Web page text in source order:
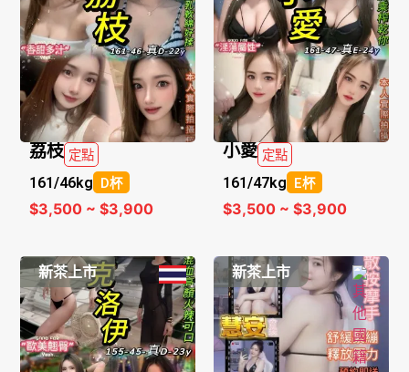
荔枝 定點
161/46kg D杯
$3,500 ~ $3,900
小愛 定點
161/47kg E杯
$3,500 ~ $3,900
新茶上市 新茶上市